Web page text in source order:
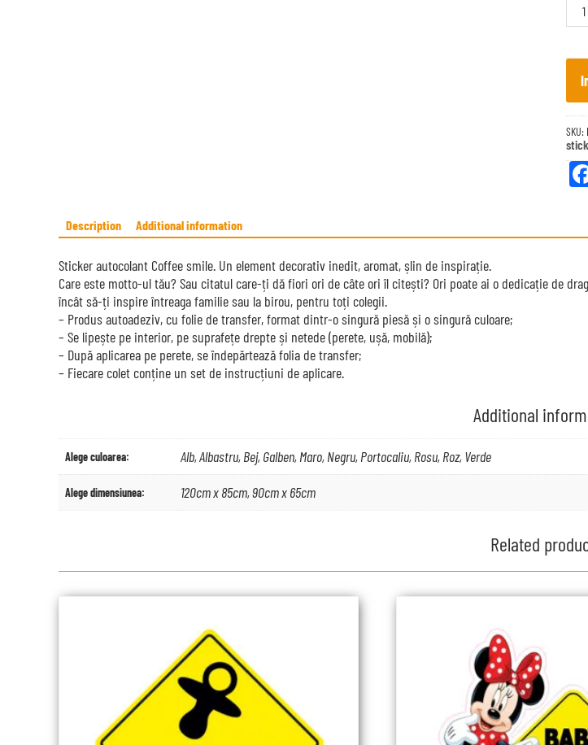
Coffee
SKU:
Description Additional information
Sticker autocolant Coffee smile. Un element decorativ inedit, aromat, șlin de inspirație.
Care este motto-ul tău? Sau citatul care-ți dă fiori ori de câte ori îl citești? Ori poate ai o dedicație de
încât să-ți inspire întreaga familie sau la birou, pentru toți colegii.
– Produs autoadeziv, cu folie de transfer, format dintr-o singură piesă și o singură culoare;
– Se lipește pe interior, pe suprafețe drepte și netede (perete, ușă, mobilă);
– După aplicarea pe perete, se îndepărtează folia de transfer;
– Fiecare colet conține un set de instrucțiuni de aplicare.
Additional
Alege culoarea: Alb, Albastru, Bej, Galben, Maro, Negru, Portocaliu, Rosu, Roz, Verde
Alege dimensiunea: 120cm x 85cm, 90cm x 65cm
Related